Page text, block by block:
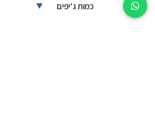
כמות ג'יפים